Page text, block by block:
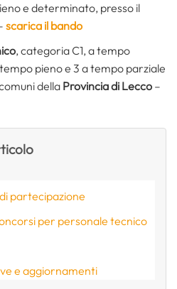
e determinato, presso il
scarica il bando
, categoria C1, a tempo
pieno e 3 a tempo parziale
della Provincia di Lecco–
partecipazione
per personale tecnico
e aggiornamenti